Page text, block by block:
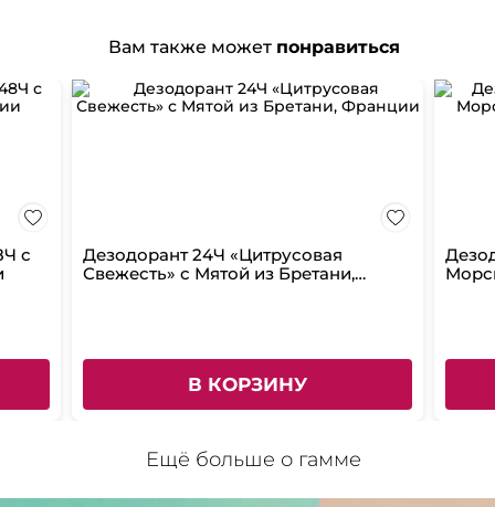
Вам также может понравиться
с
Дезодорант 24Ч «Цитрусовая
Свежесть» с Мятой из Бретани,
В КОРЗИНУ
Ещё больше о гамме